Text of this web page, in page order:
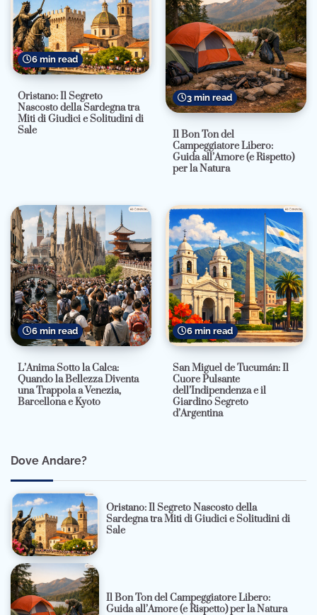
6 min read
Oristano: Il Segreto
Nascosto della Sardegna tra
Miti di Giudici e Solitudini di
Sale
3 min read
Il Bon Ton del
Campeggiatore Libero:
Guida all’Amore (e Rispetto)
per la Natura
6 min read
L’Anima Sotto la Calca:
Quando la Bellezza Diventa
una Trappola a Venezia,
Barcellona e Kyoto
6 min read
San Miguel de Tucumán: Il
Cuore Pulsante
dell’Indipendenza e il
Giardino Segreto
d’Argentina
Dove Andare?
Oristano: Il Segreto Nascosto della
Sardegna tra Miti di Giudici e Solitudini di
Sale
Il Bon Ton del Campeggiatore Libero:
Guida all’Amore (e Rispetto) per la Natura